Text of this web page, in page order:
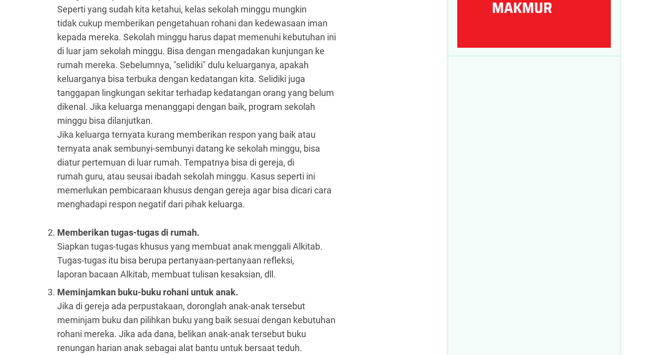
Seperti yang sudah kita ketahui, kelas sekolah minggu mungkin
tidak cukup memberikan pengetahuan rohani dan kedewasaan iman
kepada mereka. Sekolah minggu harus dapat memenuhi kebutuhan ini
di luar jam sekolah minggu. Bisa dengan mengadakan kunjungan ke
rumah mereka. Sebelumnya, "selidiki" dulu keluarganya, apakah
keluarganya bisa terbuka dengan kedatangan kita. Selidiki juga
tanggapan lingkungan sekitar terhadap kedatangan orang yang belum
dikenal. Jika keluarga menanggapi dengan baik, program sekolah
minggu bisa dilanjutkan.
Jika keluarga ternyata kurang memberikan respon yang baik atau
ternyata anak sembunyi-sembunyi datang ke sekolah minggu, bisa
diatur pertemuan di luar rumah. Tempatnya bisa di gereja, di
rumah guru, atau seusai ibadah sekolah minggu. Kasus seperti ini
memerlukan pembicaraan khusus dengan gereja agar bisa dicari cara
menghadapi respon negatif dari pihak keluarga.
Memberikan tugas-tugas di rumah.
Siapkan tugas-tugas khusus yang membuat anak menggali Alkitab.
Tugas-tugas itu bisa berupa pertanyaan-pertanyaan refleksi,
laporan bacaan Alkitab, membuat tulisan kesaksian, dll.
Meminjamkan buku-buku rohani untuk anak.
Jika di gereja ada perpustakaan, doronglah anak-anak tersebut
meminjam buku dan pilihkan buku yang baik sesuai dengan kebutuhan
rohani mereka. Jika ada dana, belikan anak-anak tersebut buku
renungan harian anak sebagai alat bantu untuk bersaat teduh.